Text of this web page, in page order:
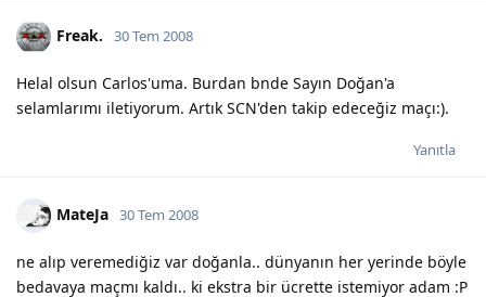
Freak. 30 Tem 2008
Helal olsun Carlos'uma. Burdan bnde Sayın Doğan'a
selamlarımı iletiyorum. Artık SCN'den takip edeceğiz maçı:).
Yanıtla
MateJa 30 Tem 2008
ne alıp veremediğiz var doğanla.. dünyanın her yerinde böyle
bedavaya maçmı kaldı.. ki ekstra bir ücrette istemiyor adam :P